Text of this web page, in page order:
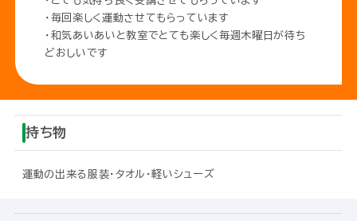
・毎回楽しく運動させてもらっています
・和気あいあいと教室でとても楽しく毎週木曜日が待ち
どおしいです
持ち物
運動の出来る服装・タオル・軽いシューズ